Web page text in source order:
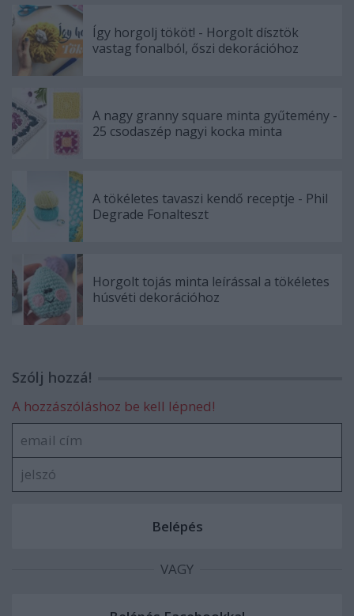
Így horgolj tököt! - Horgolt dísztök
vastag fonalból, őszi dekorációhoz
A nagy granny square minta gyűtemény -
25 csodaszép nagyi kocka minta
A tökéletes tavaszi kendő receptje - Phil
Degrade Fonalteszt
Horgolt tojás minta leírással a tökéletes
húsvéti dekorációhoz
Szólj hozzá!
A hozzászóláshoz be kell lépned!
VAGY